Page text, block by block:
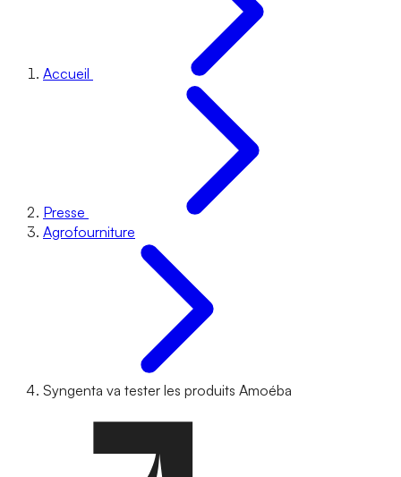
Accueil
Presse
Agrofourniture
Syngenta va tester les produits Amoéba